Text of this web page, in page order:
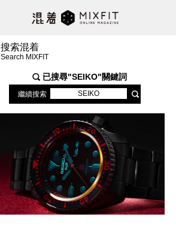
搜索混着
Search MIXFIT
已搜尋"SEIKO"關鍵詞
繼續搜索